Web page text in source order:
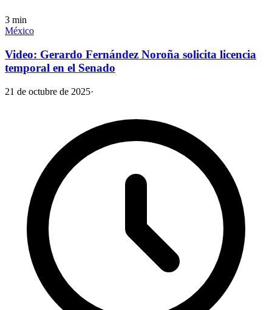
3 min
México
Video: Gerardo Fernández Noroña solicita licencia
temporal en el Senado
21 de octubre de 2025·